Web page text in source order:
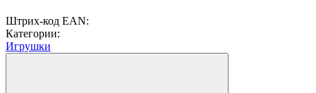
Штрих-код EAN:
Категории:
Игрушки